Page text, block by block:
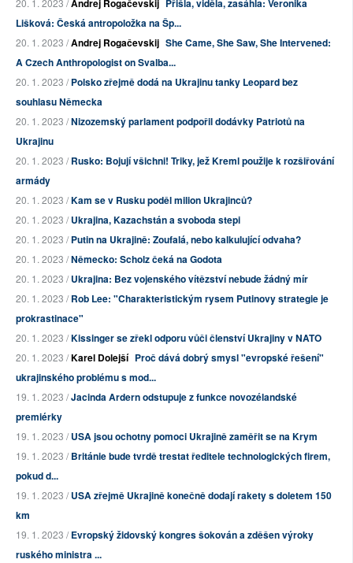
20. 1. 2023 /Andrej Rogačevskij Přišla, viděla, zasáhla: Veronika
Lišková: Česká antropoložka na Šp...
20. 1. 2023 /Andrej Rogačevskij She Came, She Saw, She Intervened:
A Czech Anthropologist on Svalba...
20. 1. 2023 /Polsko zřejmě dodá na Ukrajinu tanky Leopard bez
souhlasu Německa
20. 1. 2023 /Nizozemský parlament podpořil dodávky Patriotů na
Ukrajinu
20. 1. 2023 /Rusko: Bojují všichni! Triky, jež Kreml použije k rozšiřování
armády
20. 1. 2023 /Kam se v Rusku poděl milion Ukrajinců?
20. 1. 2023 /Ukrajina, Kazachstán a svoboda stepi
20. 1. 2023 /Putin na Ukrajině: Zoufalá, nebo kalkulující odvaha?
20. 1. 2023 /Německo: Scholz čeká na Godota
20. 1. 2023 /Ukrajina: Bez vojenského vítězství nebude žádný mír
20. 1. 2023 /Rob Lee: "Charakteristickým rysem Putinovy strategie je
prokrastinace"
20. 1. 2023 /Kissinger se zřekl odporu vůči členství Ukrajiny v NATO
20. 1. 2023 /Karel Dolejší Proč dává dobrý smysl "evropské řešení"
ukrajinského problému s mod...
19. 1. 2023 /Jacinda Ardern odstupuje z funkce novozélandské
premiérky
19. 1. 2023 /USA jsou ochotny pomoci Ukrajině zaměřit se na Krym
19. 1. 2023 /Británie bude tvrdě trestat ředitele technologických firem,
pokud d...
19. 1. 2023 /USA zřejmě Ukrajině konečně dodají rakety s doletem 150
km
19. 1. 2023 /Evropský židovský kongres šokován a zděšen výroky
ruského ministra ...